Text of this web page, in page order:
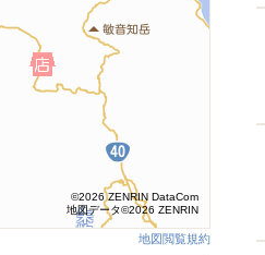
©2026 ZENRIN DataCom
地図データ©2026 ZENRIN
地図閲覧規約